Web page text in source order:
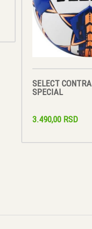
SELECT CONTRA
SPECIAL
3.490,00 RSD